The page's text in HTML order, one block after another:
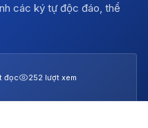
các ký tự độc đáo, thể
đọc 252 lượt xem